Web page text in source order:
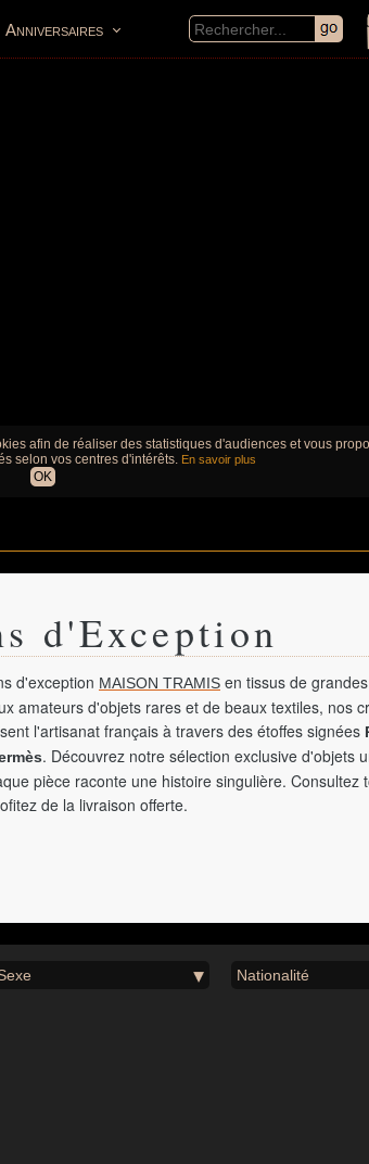
Anniversaires
afin de réaliser des statistiques d'audiences et vous
selon vos centres d'intérêts. En savoir plus
OK
d'Exception
d'exception MAISON TRAMIS en tissus de
amateurs d'objets rares et de beaux textiles, nos
l'artisanat français à travers des étoffes signées
. Découvrez notre sélection exclusive d'objets
pièce raconte une histoire singulière. Consultez
de la livraison offerte.
Nationalité